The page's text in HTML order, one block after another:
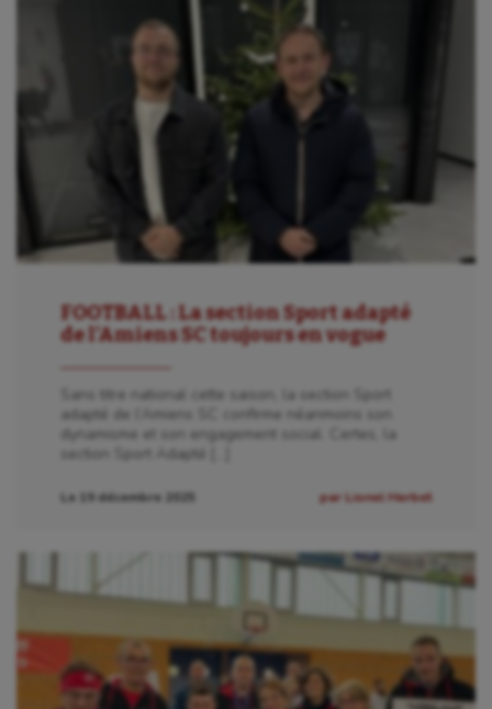
Crossfit
Cyclisme
Danse
Escalade
Escrime
Flag football
Futsal
Gymnastique rythmique
Haltérophilie
Handisport
Hippisme
FOOTBALL : La section Sport adapté
de l’Amiens SC toujours en vogue
Sans titre national cette saison, la section Sport
adapté de l’Amiens SC confirme néanmoins son
dynamisme et son engagement social. Certes, la
section Sport Adapté […]
Le 19 décembre 2025 par Lionel Herbet